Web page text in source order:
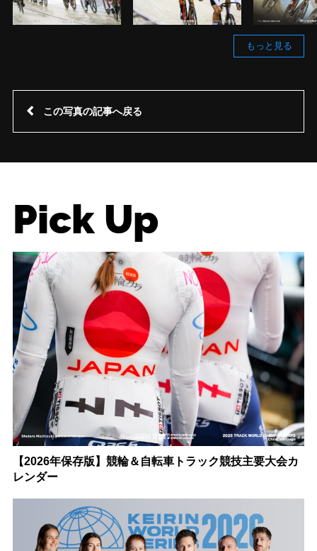
もっと見る
この写真の記事へ戻る
Pick Up
【2026年保存版】競輪＆自転車トラック競技主要大会カ
レンダー